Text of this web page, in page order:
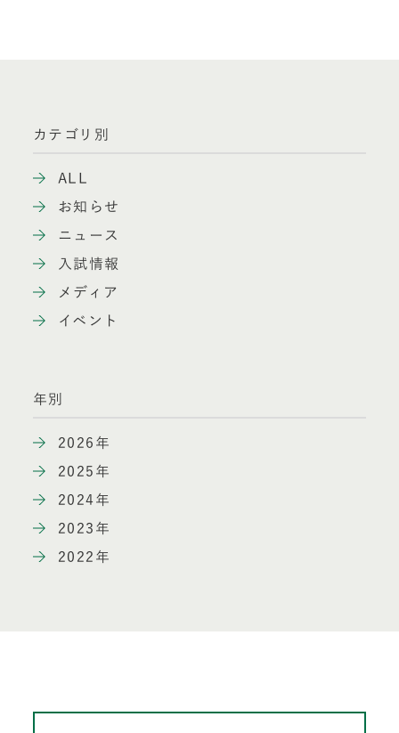
カテゴリ別
ALL
お知らせ
ニュース
入試情報
メディア
イベント
年別
2026年
2025年
2024年
2023年
2022年